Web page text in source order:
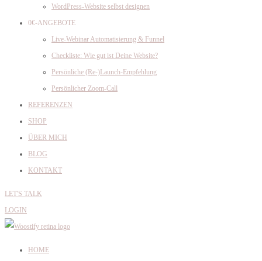
WordPress-Website selbst designen
0€-ANGEBOTE
Live-Webinar Automatisierung & Funnel
Checkliste: Wie gut ist Deine Website?
Persönliche (Re-)Launch-Empfehlung
Persönlicher Zoom-Call
REFERENZEN
SHOP
ÜBER MICH
BLOG
KONTAKT
LET'S TALK
LOGIN
HOME